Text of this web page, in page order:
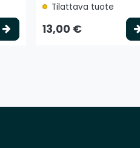
Valitse vaihtoehto
Tilattava tuote
13,00 €